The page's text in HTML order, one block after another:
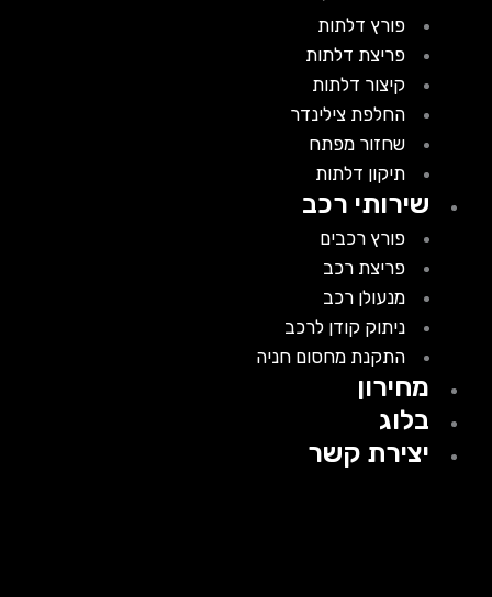
פורץ דלתות
פריצת דלתות
קיצור דלתות
החלפת צילינדר
שחזור מפתח
תיקון דלתות
שירותי רכב
פורץ רכבים
פריצת רכב
מנעולן רכב
ניתוק קודן לרכב
התקנת מחסום חניה
מחירון
בלוג
יצירת קשר